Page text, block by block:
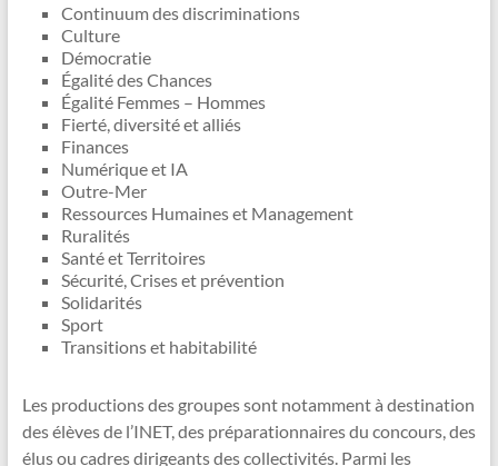
Continuum des discriminations
Culture
Démocratie
Égalité des Chances
Égalité Femmes – Hommes
Fierté, diversité et alliés
Finances
Numérique et IA
Outre-Mer
Ressources Humaines et Management
Ruralités
Santé et Territoires
Sécurité, Crises et prévention
Solidarités
Sport
Transitions et habitabilité
Les productions des groupes sont notamment à destination
des élèves de l’INET, des préparationnaires du concours, des
élus ou cadres dirigeants des collectivités. Parmi les